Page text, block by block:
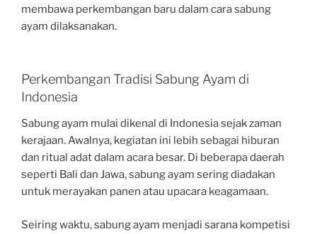
membawa perkembangan baru dalam cara sabung
ayam dilaksanakan.
Perkembangan Tradisi Sabung Ayam di
Indonesia
Sabung ayam mulai dikenal di Indonesia sejak zaman
kerajaan. Awalnya, kegiatan ini lebih sebagai hiburan
dan ritual adat dalam acara besar. Di beberapa daerah
seperti Bali dan Jawa, sabung ayam sering diadakan
untuk merayakan panen atau upacara keagamaan.
Seiring waktu, sabung ayam menjadi sarana kompetisi